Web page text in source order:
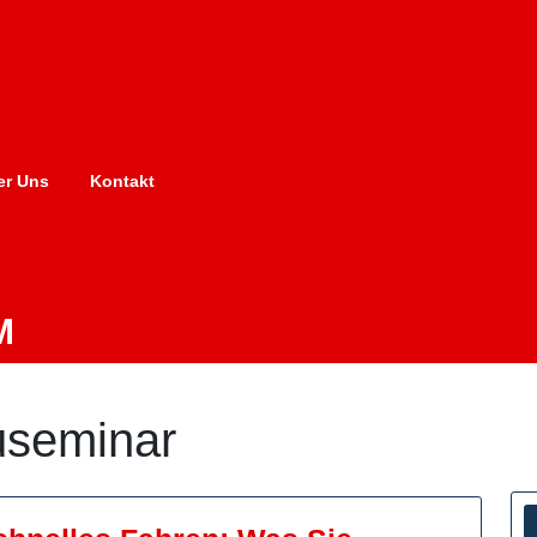
Uns Kontakt